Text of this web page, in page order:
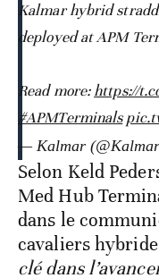
Kalmar hybrid
deployed at APM
Read more:https://
#APMTerminals
— Kalmar
Selon Keld
Med Hub
dans le
cavaliers
clé dans